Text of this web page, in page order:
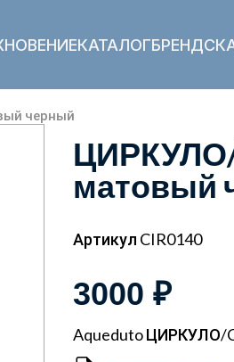
КАТАЛОГБРЕНД
черный
ЦИРКУЛО/
матовый
Артикул CIR0140
3000 ₽
Aqueduto ЦИРКУЛО/